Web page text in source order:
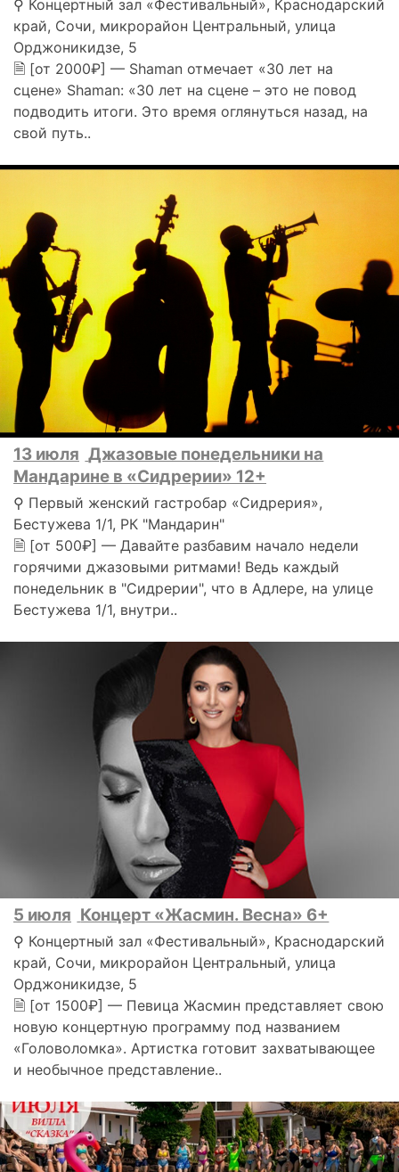
⚲ Концертный зал «Фестивальный», Краснодарский
край, Сочи, микрорайон Центральный, улица
Орджоникидзе, 5
🗎 [от 2000₽] — Shaman отмечает «30 лет на
сцене» Shaman: «30 лет на сцене – это не повод
подводить итоги. Это время оглянуться назад, на
свой путь..
13 июля Джазовые понедельники на
Мандарине в «Сидрерии» 12+
⚲ Первый женский гастробар «Сидрерия»,
Бестужева 1/1, РК "Мандарин"
🗎 [от 500₽] — Давайте разбавим начало недели
горячими джазовыми ритмами! Ведь каждый
понедельник в "Сидрерии", что в Адлере, на улице
Бестужева 1/1, внутри..
5 июля Концерт «Жасмин. Весна» 6+
⚲ Концертный зал «Фестивальный», Краснодарский
край, Сочи, микрорайон Центральный, улица
Орджоникидзе, 5
🗎 [от 1500₽] — Певица Жасмин представляет свою
новую концертную программу под названием
«Головоломка». Артистка готовит захватывающее
и необычное представление..